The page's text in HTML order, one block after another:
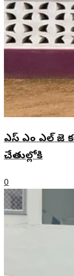
ఎస్ ఎం ఎల్ జె
చేతుల్లోకి
0